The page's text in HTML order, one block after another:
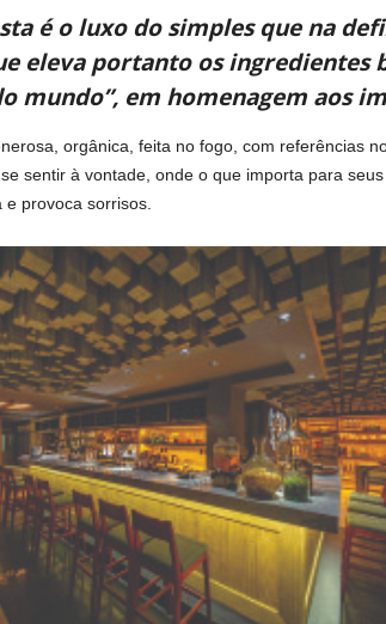
é o luxo do simples que na
eleva portanto os ingredientes
mundo”, em homenagem aos
orgânica, feita no fogo, com referências
sentir à vontade, onde o que importa para
provoca sorrisos.